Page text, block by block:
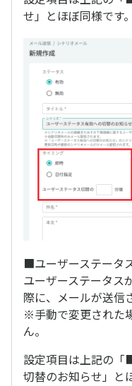
せ」とほぼ同様です。
■ユーザーステータ
ユーザーステータス
際に、メールが送信
※手動で変更された
ん。
設定項目は上記の
切替のお知らせ」と